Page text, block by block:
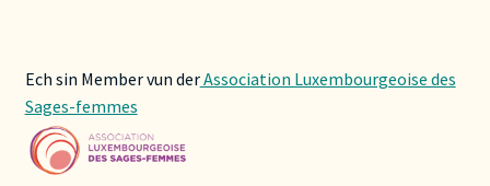
Ech sin Member vun derAssociation Luxembourgeoise des
Sages-femmes